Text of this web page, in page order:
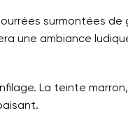
surmontées de
une ambiance
La teinte